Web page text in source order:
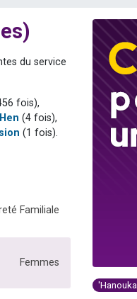
du service
fois),
(4 fois),
(1 fois).
Familiale
Femmes
'Hanouka